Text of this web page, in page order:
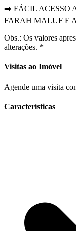
➡️ FÁCIL ACESSO
FARAH MALUF E
Obs.: Os valores
alterações. *
Visitas ao Imóvel
Agende uma visita
Características